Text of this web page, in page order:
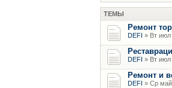
ТЕМЫ
Ремонт
DEFI » Вт июл
DEFI » Вт июл
Ремонт и
DEFI » Ср май